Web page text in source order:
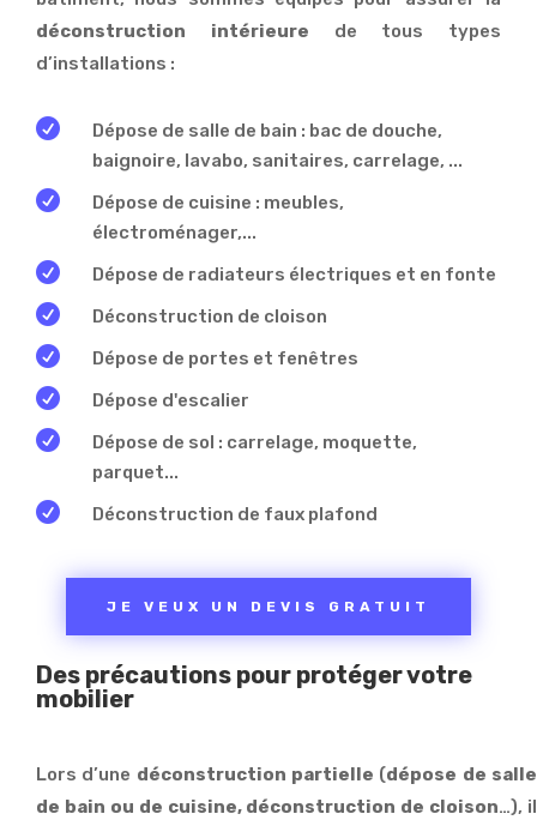
déconstruction intérieure de tous types
d’installations :

Dépose de salle de bain : bac de douche,
baignoire, lavabo, sanitaires, carrelage, ...

Dépose de cuisine : meubles,
électroménager,...
 Dépose de radiateurs électriques et en fonte
 Déconstruction de cloison
 Dépose de portes et fenêtres
 Dépose d'escalier

Dépose de sol : carrelage, moquette,
parquet...
 Déconstruction de faux plafond
JE VEUX UN DEVIS GRATUIT
Des précautions pour protéger votre
mobilier
Lors d’une déconstruction partielle (dépose de salle
de bain ou de cuisine, déconstruction de cloison…), il